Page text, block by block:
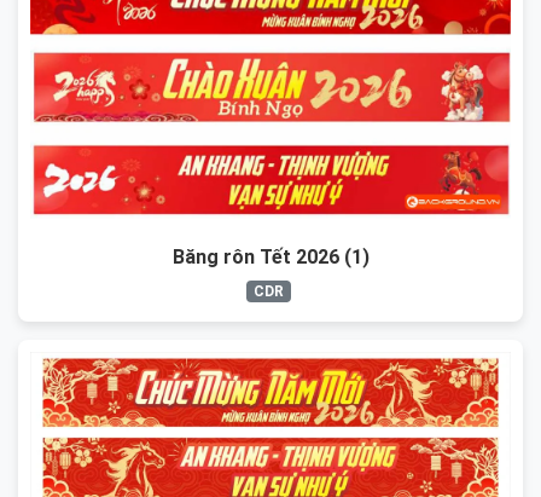
Băng rôn Tết 2026 (1)
CDR